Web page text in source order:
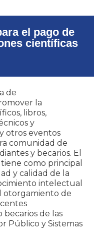
el pago de
científicas
de
la
libros,
y
otros eventos
comunidad de
y becarios. El
como principal
y calidad de la
intelectual
otorgamiento de
becarios de las
Público y Sistemas